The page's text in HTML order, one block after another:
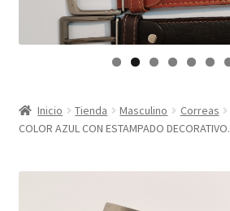
Femenino
Inicio Tienda Masculino Correas
COLOR AZUL CON ESTAMPADO DECORATIVO.